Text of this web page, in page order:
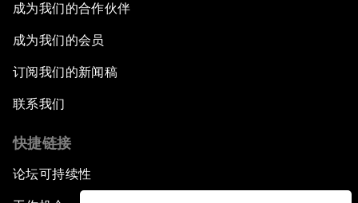
成为我们的合作伙伴
成为我们的会员
订阅我们的新闻稿
联系我们
快捷链接
论坛可持续性